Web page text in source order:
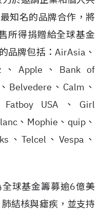
知名的品牌合作，將
所得捐贈給全球基金
品牌包括：AirAsia、
、Apple、Bank of
Belvedere、Calm、
USA、Girl
、Mophie、quip、
、Telcel、Vespa、
球基金籌募逾6億美
結核與瘧疾，並支持